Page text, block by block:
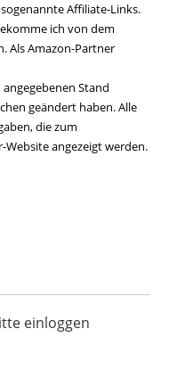
Affiliate-Links.
ich von dem
Als Amazon-Partner
Stand
geändert haben. Alle
die zum
angezeigt werden.
einloggen